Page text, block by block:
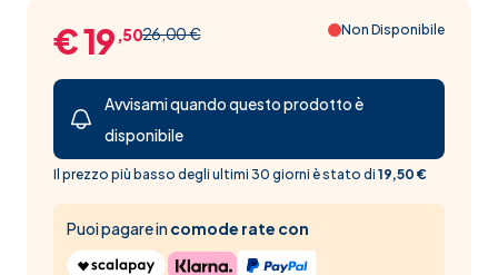
26,00 €
€ 19 ,50 Non Disponibile
Avvisami quando questo prodotto è
disponibile
Il prezzo più basso degli ultimi 30 giorni è stato di 19,50 €
Puoi pagare incomode rate con